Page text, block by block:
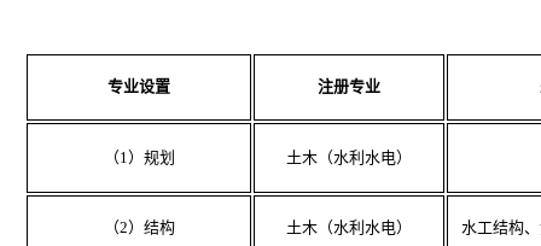
专业设置 注册专业
（1）规划 土木（水利水电）
（2）结构 土木（水利水电） 水工结构